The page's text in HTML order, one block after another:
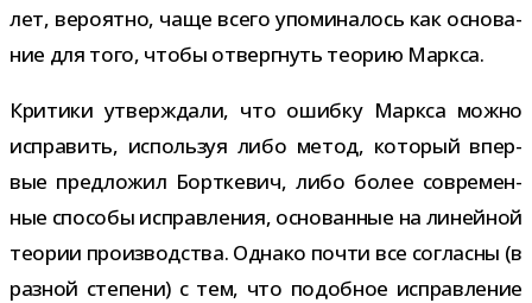
лет, веро­ятно, чаще всего упо­ми­на­лось как осно­ва­
ние для того, чтобы отверг­нуть тео­рию Маркса.
Критики утвер­ждали, что ошибку Маркса можно
испра­вить, исполь­зуя либо метод, кото­рый впер­
вые пред­ло­жил Борткевич, либо более совре­мен­
ные спо­собы исправ­ле­ния, осно­ван­ные на линей­ной
тео­рии про­из­вод­ства. Однако почти все согласны (в
раз­ной сте­пени) с тем, что подоб­ное исправ­ле­ние